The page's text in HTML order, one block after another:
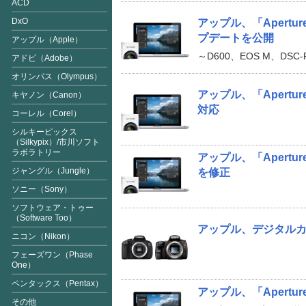
アップル、「
プデートを公開
～D600、EOS M、
アップル、「
対応
アップル、「
を修正
アップル、デジタル
アップル、「
ACD
DxO
アップル（Apple）
アドビ（Adobe）
オリンパス（Olympus）
キヤノン（Canon）
コーレル（Corel）
シルキーピックス
（Silkypix）/市川ソフト
ラボラトリー
ジャングル（Jungle）
ソニー（Sony）
ソフトウェア・トゥー
（Software Too）
ニコン（Nikon）
フェーズワン（Phase
One）
ペンタックス（Pentax）
その他